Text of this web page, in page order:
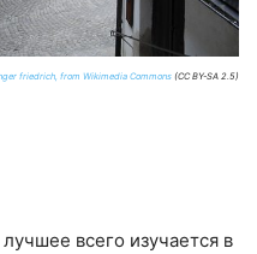
friedrich, from Wikimedia Commons (CC BY-SA 2.5)
всего изучается в